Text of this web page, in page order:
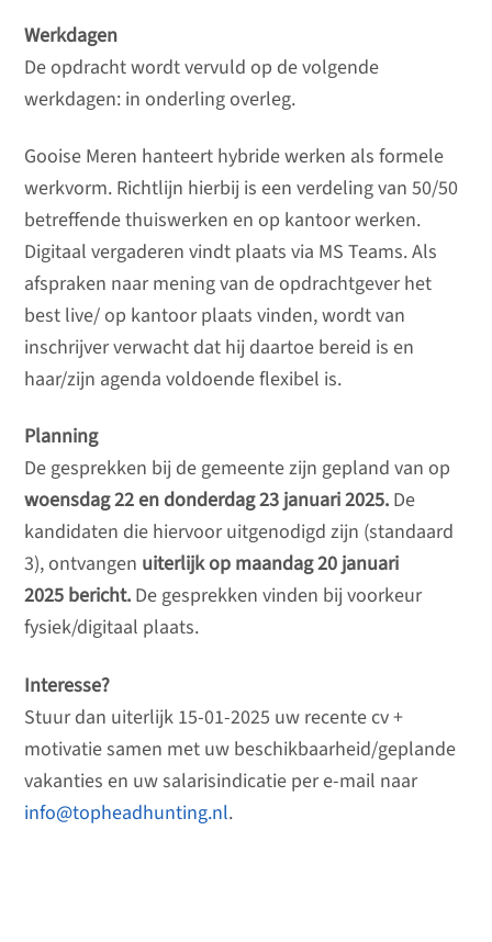
Werkdagen
De opdracht wordt vervuld op de volgende
werkdagen: in onderling overleg.
Gooise Meren hanteert hybride werken als formele
werkvorm. Richtlijn hierbij is een verdeling van 50/50
betreffende thuiswerken en op kantoor werken.
Digitaal vergaderen vindt plaats via MS Teams. Als
afspraken naar mening van de opdrachtgever het
best live/ op kantoor plaats vinden, wordt van
inschrijver verwacht dat hij daartoe bereid is en
haar/zijn agenda voldoende flexibel is.
Planning
De gesprekken bij de gemeente zijn gepland van op
woensdag 22 en donderdag 23 januari 2025. De
kandidaten die hiervoor uitgenodigd zijn (standaard
3), ontvangen uiterlijk op maandag 20 januari
2025 bericht. De gesprekken vinden bij voorkeur
fysiek/digitaal plaats.
Interesse?
Stuur dan uiterlijk 15-01-2025 uw recente cv +
motivatie samen met uw beschikbaarheid/geplande
vakanties en uw salarisindicatie per e-mail naar
info@topheadhunting.nl.